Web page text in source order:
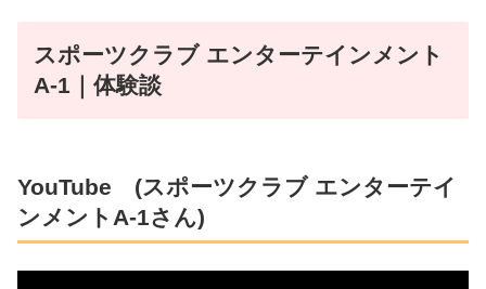
スポーツクラブ エンターテインメント
A-1 ｜体験談
YouTube (スポーツクラブ エンターテイ
ンメントA-1さん)